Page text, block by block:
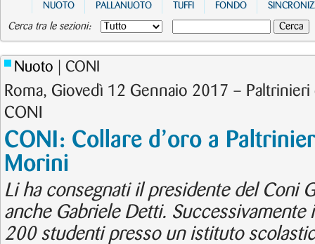
NUOTO PALLANUOTO TUFFI FONDO
Cerca tra le sezioni:
Nuoto | CONI
Roma, Giovedì 12 Gennaio 2017 –
CONI
CONI: Collare d’oro a
Morini
Li ha consegnati il presidente del Coni
anche Gabriele Detti.
200 studenti presso un istituto